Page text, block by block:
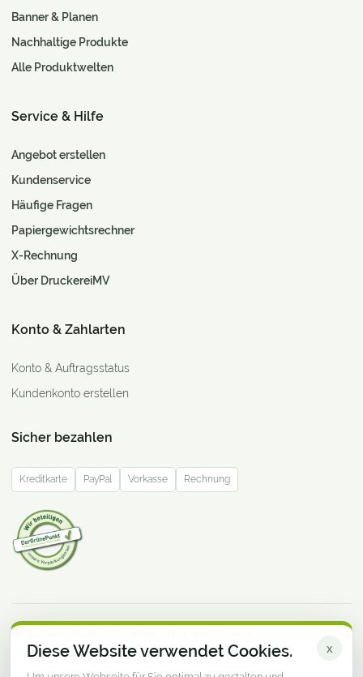
Banner & Planen
Nachhaltige Produkte
Alle Produktwelten
Service & Hilfe
Angebot erstellen
Kundenservice
Häufige Fragen
Papiergewichtsrechner
X-Rechnung
Über DruckereiMV
Konto & Zahlarten
Konto & Auftragsstatus
Kundenkonto erstellen
Sicher bezahlen
Kreditkarte PayPal Vorkasse Rechnung
Regionale Online-Druckerei und Liefergebiete
Diese Website verwendet Cookies. x